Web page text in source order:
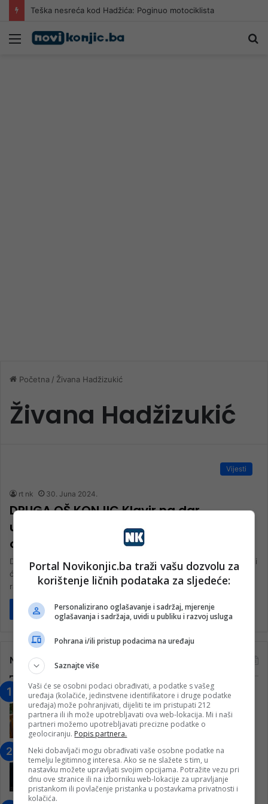
Teška nesreća kod Hadžića: Poginuo motociklista
Meni
Početna / Živana Hadžizukić
Živana Hadžizukić
Vijesti
rt nk 30. Juna 2024.
DRUGA OŠ KONJIC Klavir na dar
učenicima: Novi koraci u muzičkom
obrazovanju!
Druga osnovna škola Konjic zaprimila je vrijedan poklon – klavir koji
će uveliko obogatiti muzičko obrazovanje učenika, a posebno
rad…
Pročitaj više
Najčitanije
“Obrazovanje gradi BiH-Jovan Divjak“
– Konjic je u posljednje 22 godine imao
25 ​​stipendista
15. Februara 2023.
Nogometaši Igmana iznenadili
Konjičanke cvijećem i besplatnim
ulazom na utakmicu
7. Marta 2025.
Portal Novikonjic.ba traži vašu dozvolu za
korištenje ličnih podataka za sljedeće:
Personalizirano oglašavanje i sadržaj, mjerenje
oglašavanja i sadržaja, uvidi u publiku i razvoj usluga
Pohrana i/ili pristup podacima na uređaju
Saznajte više
Vaši će se osobni podaci obrađivati, a podatke s vašeg
uređaja (kolačiće, jedinstvene identifikatore i druge podatke
uređaja) može pohranjivati, dijeliti te im pristupati 212
partnera ili ih može upotrebljavati ova web-lokacija. Mi i naši
partneri možemo upotrebljavati precizne podatke o
geolociranju. Popis partnera.
Neki dobavljači mogu obrađivati vaše osobne podatke na
temelju legitimnog interesa. Ako se ne slažete s tim, u
nastavku možete upravljati svojim opcijama. Potražite vezu pri
dnu ove stranice ili na izborniku web-lokacije za upravljanje
pristankom ili povlačenje pristanka u postavkama privatnosti i
kolačića.